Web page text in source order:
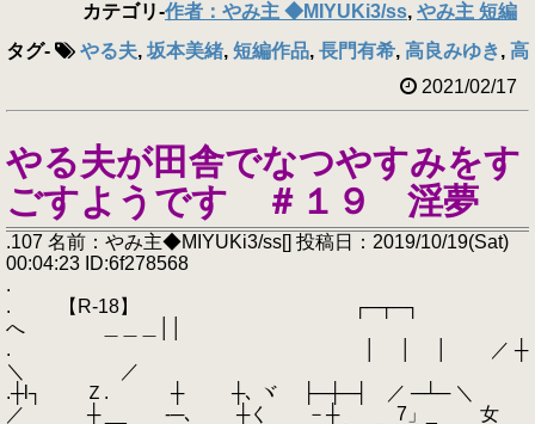
カテゴリ-作者：やみ主 ◆MIYUKi3/ss, やみ主 短編
タグ- やる夫, 坂本美緒, 短編作品, 長門有希, 高良みゆき, 高
2021/02/17
やる夫が田舎でなつやすみをす
ごすようです ＃１９ 淫夢
.107 名前：やみ主◆MIYUKi3/ss[] 投稿日：2019/10/19(Sat)
00:04:23 ID:6f278568
.
. 【R-18】 ┌─┬─┐
へ ＿＿＿││
. │ │ │ ／ ┼
＼ ／
.┼l┐ Ｚ. ┼ ┼､ ヾ ├─┼─┤ ／ ─┴─ ＼
／ ┼ __ -─､ ┼く －┼ 7」_ 女